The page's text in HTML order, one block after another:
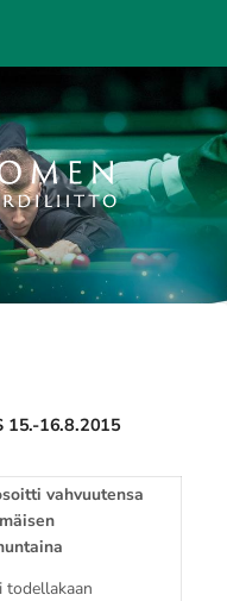
Biljardiliitto ry
15.-16.8.2015
vahvuutensa
todellakaan